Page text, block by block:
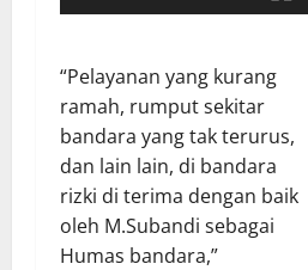
“Pelayanan yang kurang
ramah, rumput sekitar
bandara yang tak terurus,
dan lain lain, di bandara
rizki di terima dengan baik
oleh M.Subandi sebagai
Humas bandara,”